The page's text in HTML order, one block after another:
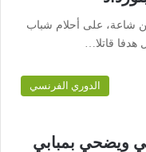
شاعة، على أحلام شباب
هدفا قاتلا…
الدوري الفرنسي
ويضحي بمبابي